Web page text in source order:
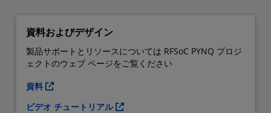
資料およびデザイン
製品サポートとリソースについては RFSoC PYNQ プロジ
ェクトのウェブ ページをご覧ください
資料
ビデオ チュートリアル